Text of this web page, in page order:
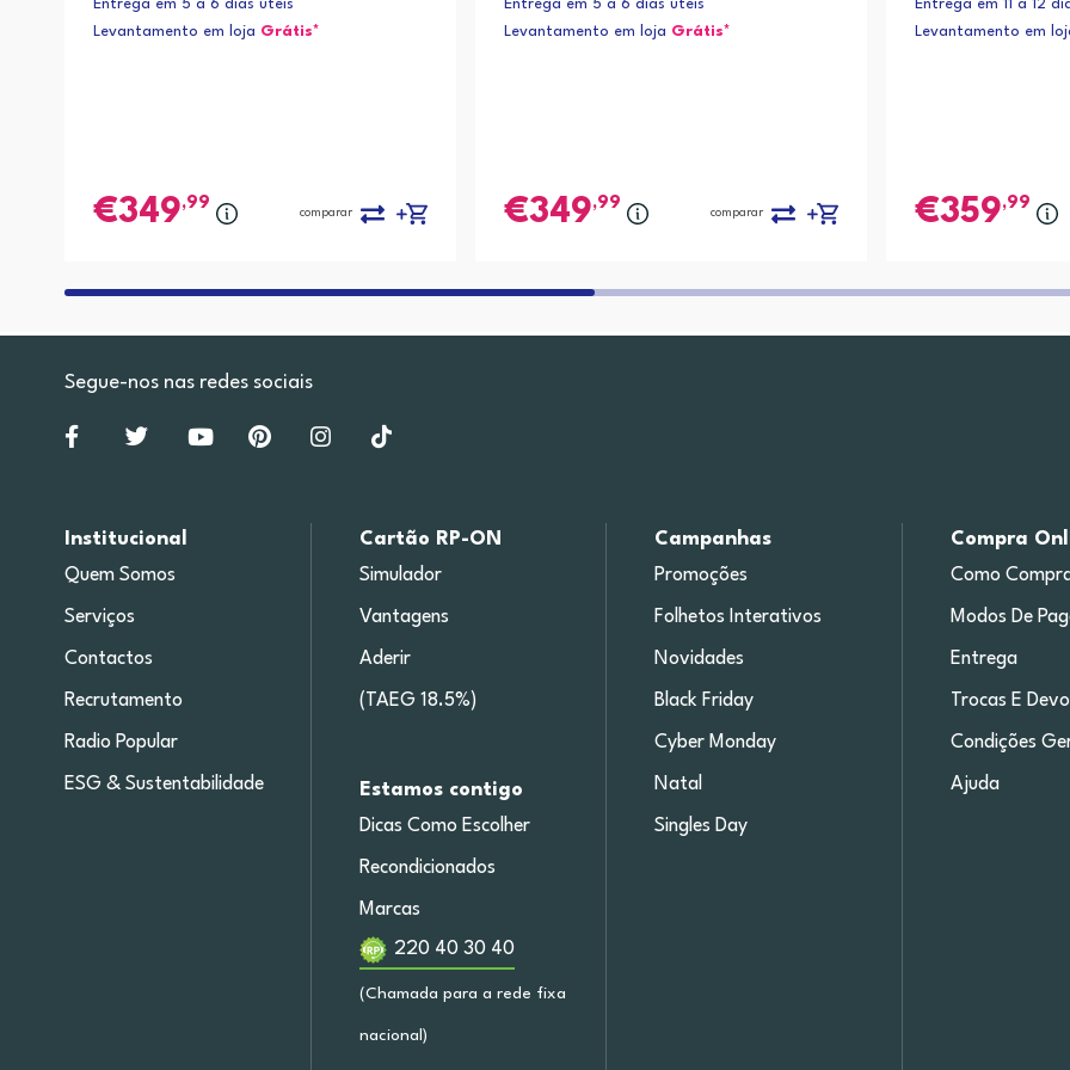
Entrega em 5 a 6 dias úteis
Levantamento em loja Grátis*
349,99
comparar
Entrega em 5 a 6 dias úteis
Levantamento em loja Grátis*
349,99
comparar
e 45 minutos; 15
s de autonomia)
Entrega em 11 a 12
Levantamento em
359,99
Segue-nos nas redes sociais
Institucional
Quem Somos
Serviços
Contactos
Recrutamento
Radio Popular
ESG & Sustentabilidade
Cartão RP-ON
Simulador
Vantagens
Aderir
(TAEG 18.5%)
Estamos contigo
Dicas Como Escolher
Recondicionados
Marcas
220 40 30 40
(Chamada para a rede fixa
nacional)
Campanhas
Promoções
Folhetos Interativos
Novidades
Black Friday
Cyber Monday
Natal
Singles Day
Compra
Como
Modos De
Entrega
Trocas E
Condições
Ajuda